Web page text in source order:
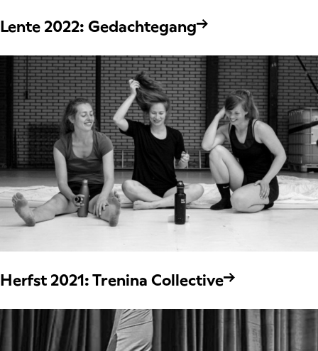
Lente 2022: Gedachtegang
Herfst 2021: Trenina Collective